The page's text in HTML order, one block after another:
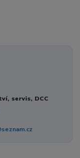
servis, DCC